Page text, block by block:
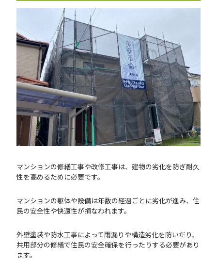
マンションの修繕工事や改修工事は、建物の劣化を防ぎ耐久
性を高めるために必要です。
マンションの躯体や設備は年数の経過ごとに劣化が進み、住
民の安全性や快適性が損なわれます。
外壁塗装や防水工事によって雨漏りや構造劣化を防いだり、
共用部分の修繕で住民の安全確保を行ったりする必要があり
ます。